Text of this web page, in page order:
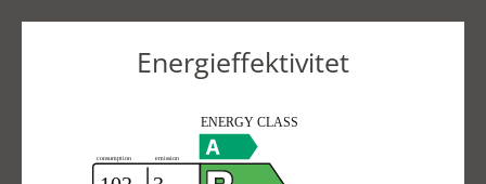
Energieffektivitet